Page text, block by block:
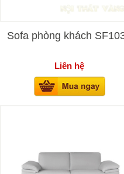
Sofa phòng khách
Liên hệ